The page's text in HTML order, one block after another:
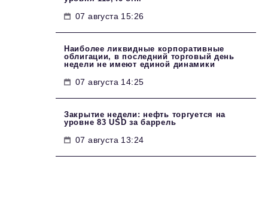
07 августа 15:26
Наиболее ликвидные корпоративные
облигации, в последний торговый день
недели не имеют единой динамики
07 августа 14:25
Закрытие недели: нефть торгуется на
уровне 83 USD за баррель
07 августа 13:24